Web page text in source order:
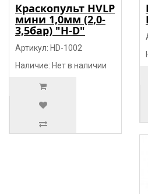
Краскопульт HVLP
мини 1,0мм (2,0-
3,5бар) "H-D"
Артикул: HD-1002
Наличие: Нет в наличии